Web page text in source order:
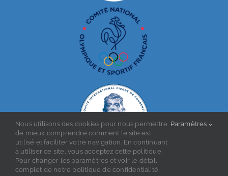
Nous utilisons des cookies pour nous permettre
de mieux comprendre comment le site est
utilisé et faciliter votre navigation. En continuant
à utiliser ce site, vous acceptez cette politique.
Pour changer les paramètres et voir le détail
complet de notre politique de confidentialité,
Paramètres